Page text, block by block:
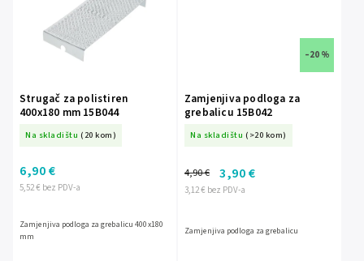
Strugač za polistiren
400x180 mm 15B044
Na skladištu (20 kom)
5,52 € bez PDV-a
6,90 €
Zamjenjiva podloga za grebalicu 400x180
mm
–20 %
Zamjenjiva podloga za
grebalicu 15B042
Na skladištu (>20 kom)
3,12 € bez PDV-a
4,90 € 3,90 €
Zamjenjiva podloga za grebalicu